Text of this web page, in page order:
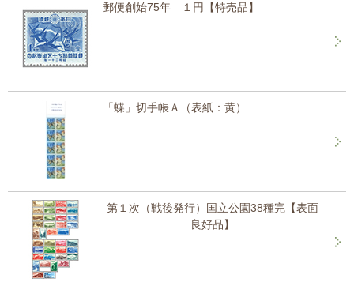
郵便創始75年 １円【特売品】
「蝶」切手帳Ａ（表紙：黄）
第１次（戦後発行）国立公園38種完【表面
良好品】